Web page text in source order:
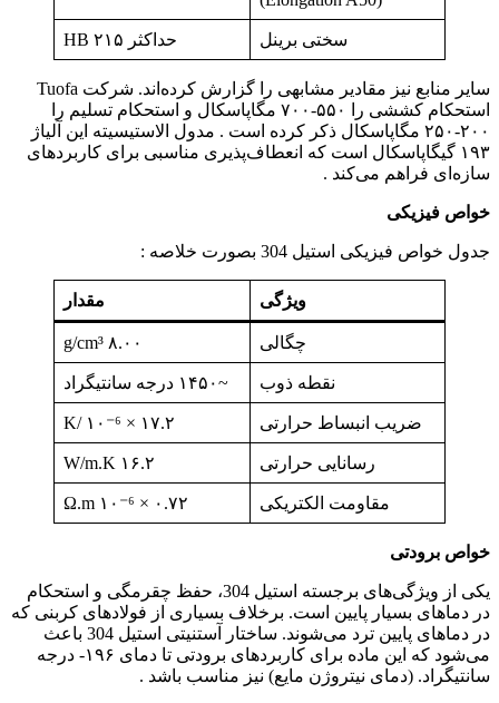
سختی برینل حداکثر ۲۱۵ HB
سایر منابع نیز مقادیر مشابهی را گزارش کرده‌اند. شرکت Tuofa
استحکام کششی را ۵۵۰-۷۰۰ مگاپاسکال و استحکام تسلیم را
۲۰۰-۲۵۰ مگاپاسکال ذکر کرده است . مدول الاستیسیته این آلیاژ
۱۹۳ گیگاپاسکال است که انعطاف‌پذیری مناسبی برای کاربردهای
سازه‌ای فراهم می‌کند .
خواص فیزیکی
جدول خواص فیزیکی استیل 304 بصورت خلاصه :
ویژگی مقدار
چگالی ۸.۰۰ g/cm³
نقطه ذوب ~۱۴۵۰ درجه سانتیگراد
ضریب انبساط حرارتی ۱۷.۲ × ۱۰⁻⁶ /K
رسانایی حرارتی ۱۶.۲ W/m.K
مقاومت الکتریکی ۰.۷۲ × ۱۰⁻⁶ Ω.m
خواص برودتی
یکی از ویژگی‌های برجسته استیل 304، حفظ چقرمگی و استحکام
در دماهای بسیار پایین است. برخلاف بسیاری از فولادهای کربنی که
در دماهای پایین ترد می‌شوند. ساختار آستنیتی استیل 304 باعث
می‌شود که این ماده برای کاربردهای برودتی تا دمای ۱۹۶- درجه
سانتیگراد. (دمای نیتروژن مایع) نیز مناسب باشد .